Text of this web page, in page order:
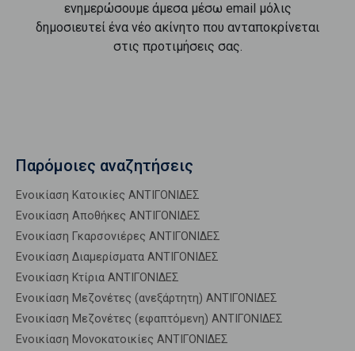
ενημερώσουμε άμεσα μέσω email μόλις
δημοσιευτεί ένα νέο ακίνητο που ανταποκρίνεται
στις προτιμήσεις σας.
Παρόμοιες αναζητήσεις
Ενοικίαση Κατοικίες ΑΝΤΙΓΟΝΙΔΕΣ
Ενοικίαση Αποθήκες ΑΝΤΙΓΟΝΙΔΕΣ
Ενοικίαση Γκαρσονιέρες ΑΝΤΙΓΟΝΙΔΕΣ
Ενοικίαση Διαμερίσματα ΑΝΤΙΓΟΝΙΔΕΣ
Ενοικίαση Κτίρια ΑΝΤΙΓΟΝΙΔΕΣ
Ενοικίαση Μεζονέτες (ανεξάρτητη) ΑΝΤΙΓΟΝΙΔΕΣ
Ενοικίαση Μεζονέτες (εφαπτόμενη) ΑΝΤΙΓΟΝΙΔΕΣ
Ενοικίαση Μονοκατοικίες ΑΝΤΙΓΟΝΙΔΕΣ